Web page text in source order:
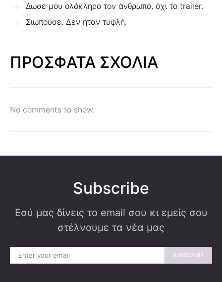
Δώσε μου ολόκληρο τον άνθρωπο, όχι το trailer.
Σιωπούσε. Δεν ήταν τυφλή.
ΠΡΟΣΦΑΤΑ ΣΧΟΛΙΑ
No comments to show.
Subscribe
Εσύ μας δίνεις το email σου κι εμείς σου
στέλνουμε τα νέα μας
SUBSCRIBE